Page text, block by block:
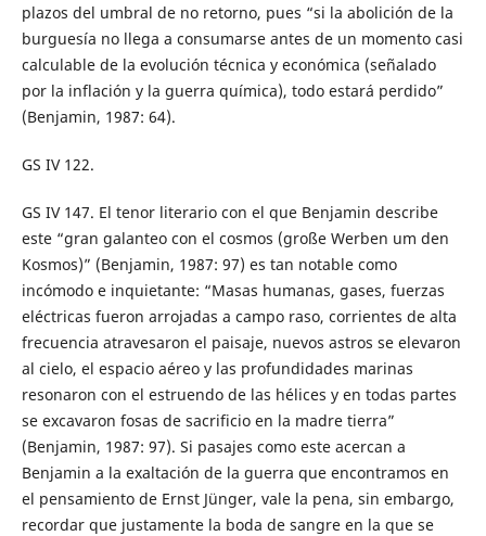
plazos del umbral de no retorno, pues “si la abolición de la
burguesía no llega a consumarse antes de un momento casi
calculable de la evolución técnica y económica (señalado
por la inflación y la guerra química), todo estará perdido”
(Benjamin, 1987: 64).
GS IV 122.
GS IV 147. El tenor literario con el que Benjamin describe
este “gran galanteo con el cosmos (große Werben um den
Kosmos)” (Benjamin, 1987: 97) es tan notable como
incómodo e inquietante: “Masas humanas, gases, fuerzas
eléctricas fueron arrojadas a campo raso, corrientes de alta
frecuencia atravesaron el paisaje, nuevos astros se elevaron
al cielo, el espacio aéreo y las profundidades marinas
resonaron con el estruendo de las hélices y en todas partes
se excavaron fosas de sacrificio en la madre tierra”
(Benjamin, 1987: 97). Si pasajes como este acercan a
Benjamin a la exaltación de la guerra que encontramos en
el pensamiento de Ernst Jünger, vale la pena, sin embargo,
recordar que justamente la boda de sangre en la que se